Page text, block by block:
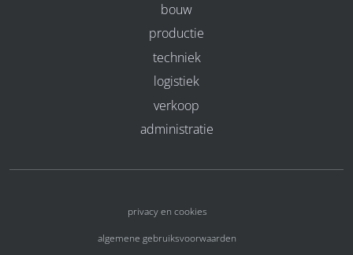
bouw
productie
techniek
logistiek
verkoop
administratie
privacy en cookies
algemene gebruiksvoorwaarden